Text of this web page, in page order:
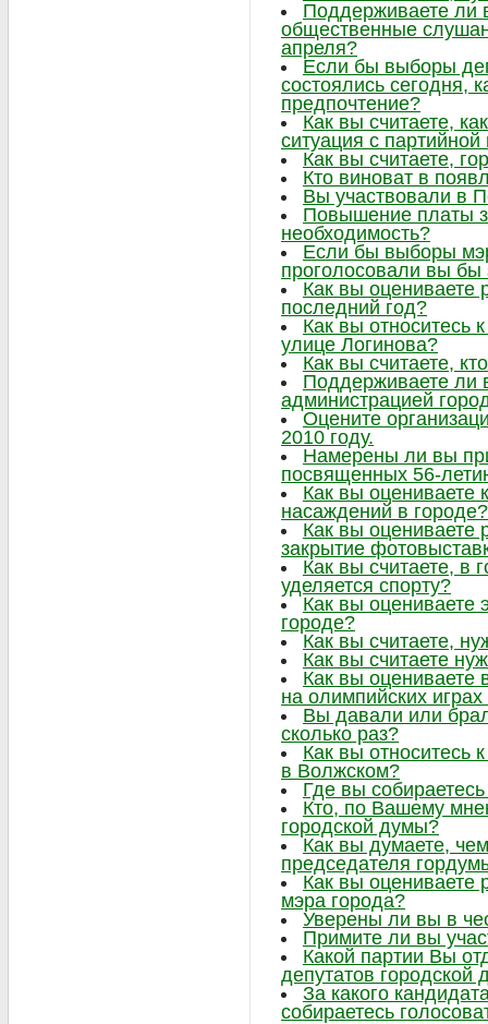
Поддерживаете ли
общественные
апреля?
Если бы выборы
состоялись сегодня,
предпочтение?
Как вы считаете,
ситуация с
Как вы считаете,
Кто виноват в
Вы участвовали в
Повышение платы
необходимость?
Если бы выборы
проголосовали вы
Как вы оцениваете
последний год?
Как вы относитесь
улице Логинова?
Как вы считаете,
Поддерживаете ли
администрацией
Оцените
2010 году.
Намерены ли вы
посвященных 56-
Как вы оцениваете
насаждений в городе?
Как вы оцениваете
закрытие
Как вы считаете, в
уделяется спорту?
Как вы оцениваете
городе?
Как вы считаете,
Как вы считаете
Как вы оцениваете
на олимпийских
Вы давали или
сколько раз?
Как вы относитесь
в Волжском?
Где вы
Кто, по Вашему
городской думы?
Как вы думаете,
председателя
Как вы оцениваете
мэра города?
Уверены ли вы в
Примите ли вы
Какой партии Вы
депутатов городской
За какого
собираетесь